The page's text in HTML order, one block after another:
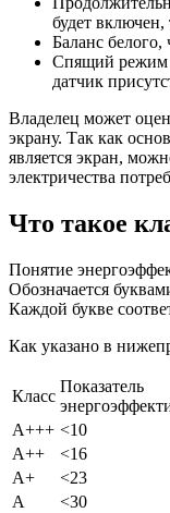
будет
Баланс белого,
Спящий режим
датчик
Владелец может
экрану. Так как
является экран,
электричества
Что такое
Понятие
Обозначается
Каждой букве
Как указано в
Класс
Показатель
А+++ <10
А++
<16
А+
<23
А
<30